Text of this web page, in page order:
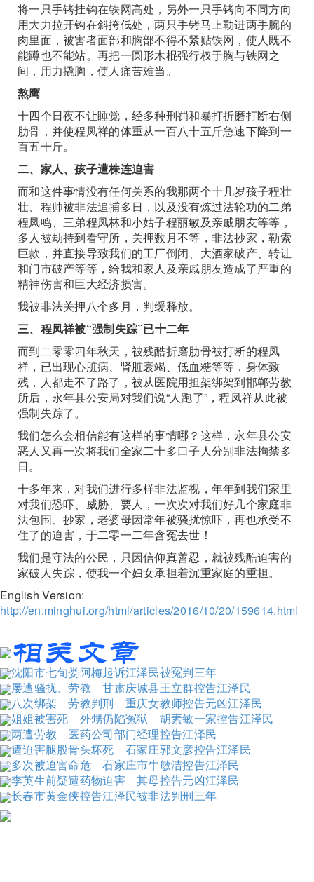
将一只手铐挂钩在铁网高处，另外一只手铐向不同方向
用大力拉开钩在斜挎低处，两只手铐马上勒进两手腕的
肉里面，被害者面部和胸部不得不紧贴铁网，使人既不
能蹲也不能站。再把一圆形木棍强行杈于胸与铁网之
间，用力撬胸，使人痛苦难当。
熬鹰
十四个日夜不让睡觉，经多种刑罚和暴打折磨打断右侧
肋骨，并使程凤祥的体重从一百八十五斤急速下降到一
百五十斤。
二、家人、孩子遭株连迫害
而和这件事情没有任何关系的我那两个十几岁孩子程壮
壮、程帅被非法追捕多日，以及没有炼过法轮功的二弟
程凤鸣、三弟程凤林和小姑子程丽敏及亲戚朋友等等，
多人被劫持到看守所，关押数月不等，非法抄家，勒索
巨款，并直接导致我们的工厂倒闭、大酒家破产、转让
和门市破产等等，给我和家人及亲戚朋友造成了严重的
精神伤害和巨大经济损害。
我被非法关押八个多月，判缓释放。
三、程凤祥被“强制失踪”已十二年
而到二零零四年秋天，被残酷折磨肋骨被打断的程凤
祥，已出现心脏病、肾脏衰竭、低血糖等等，身体致
残，人都走不了路了，被从医院用担架绑架到邯郸劳教
所后，永年县公安局对我们说“人跑了”，程凤祥从此被
强制失踪了。
我们怎么会相信能有这样的事情哪？这样，永年县公安
恶人又再一次将我们全家二十多口子人分别非法拘禁多
日。
十多年来，对我们进行多样非法监视，年年到我们家里
对我们恐吓、威胁、要人，一次次对我们好几个家庭非
法包围、抄家，老婆母因常年被骚扰惊吓，再也承受不
住了的迫害，于二零一二年含冤去世！
我们是守法的公民，只因信仰真善忍，就被残酷迫害的
家破人失踪，使我一个妇女承担着沉重家庭的重担。
English Version:
http://en.minghui.org/html/articles/2016/10/20/159614.html
沈阳市七旬娄阿梅起诉江泽民被冤判三年
屡遭骚扰、劳教 甘肃庆城县王立群控告江泽民
八次绑架 劳教判刑 重庆女教师控告元凶江泽民
姐姐被害死 外甥仍陷冤狱 胡素敏一家控告江泽民
两遭劳教 医药公司部门经理控告江泽民
遭迫害腿股骨头坏死 石家庄郭文彦控告江泽民
多次被迫害命危 石家庄市牛敏洁控告江泽民
李英生前疑遭药物迫害 其母控告元凶江泽民
长春市黄金侠控告江泽民被非法判刑三年